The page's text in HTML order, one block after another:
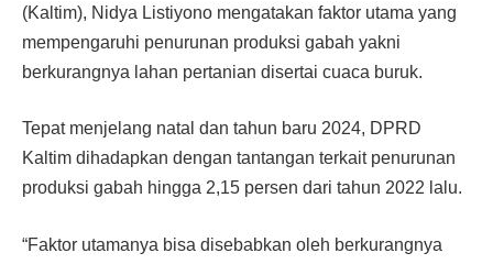
(Kaltim), Nidya Listiyono mengatakan faktor utama yang
mempengaruhi penurunan produksi gabah yakni
berkurangnya lahan pertanian disertai cuaca buruk.
Tepat menjelang natal dan tahun baru 2024, DPRD
Kaltim dihadapkan dengan tantangan terkait penurunan
produksi gabah hingga 2,15 persen dari tahun 2022 lalu.
“Faktor utamanya bisa disebabkan oleh berkurangnya